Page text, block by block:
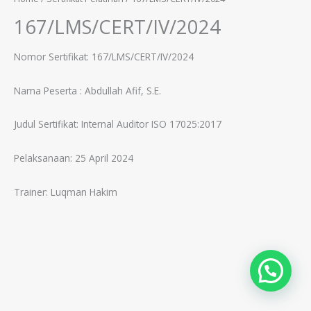
167/LMS/CERT/IV/2024
Nomor Sertifikat: 167/LMS/CERT/IV/2024
Nama Peserta : Abdullah Afif, S.E.
Judul Sertifikat: Internal Auditor ISO 17025:2017
Pelaksanaan: 25 April 2024
Trainer: Luqman Hakim